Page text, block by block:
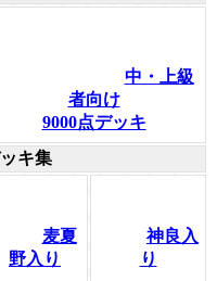
中・上級
者向け
9000点デッキ
キ集
麦夏
野入り
神良入
り